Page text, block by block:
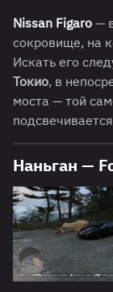
Nissan Figaro —
сокровище, на
Искать его
Токио, в
моста — той
Наньган —